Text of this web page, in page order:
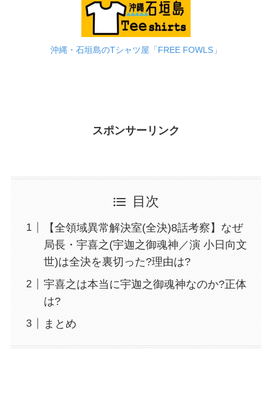
沖縄・石垣島のTシャツ屋「FREE FOWLS」
スポンサーリンク
目次
【全領域異常解決室(全決)8話考察】なぜ
局長・宇喜之(宇迦之御魂神／演 小日向文
世)は全決を裏切った?理由は?
宇喜之は本当に宇迦之御魂神なのか?正体
は?
まとめ